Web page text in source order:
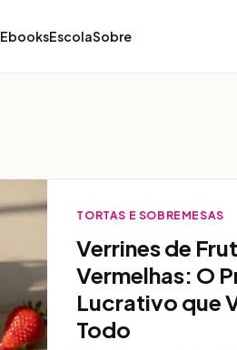
EbooksEscolaSobre
TORTAS E SOBREMESAS
Verrines de
Vermelhas: O
Lucrativo que
Todo